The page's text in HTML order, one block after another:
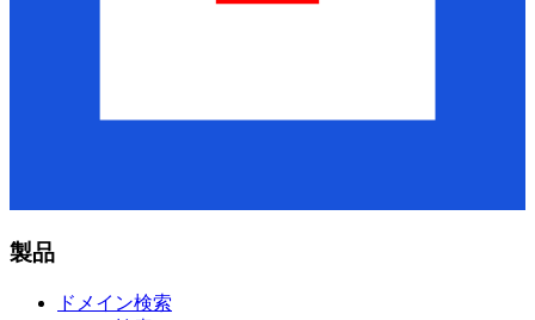
製品
ドメイン検索